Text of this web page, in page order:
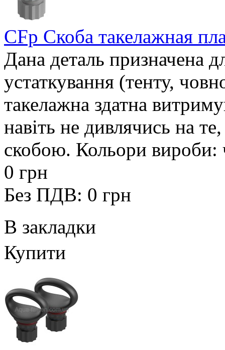
CFp Скоба такелажная
Дана деталь призначена
устаткування (тенту,
такелажна здатна
навіть не дивлячись на
скобою. Кольори
0 грн
Без ПДВ: 0 грн
В закладки
Купити